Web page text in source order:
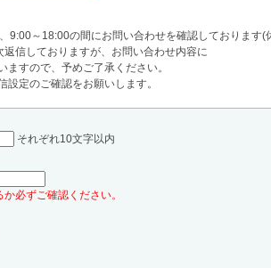
9:00～18:00の間にお問い合わせを確認しております(
信しておりますが、お問い合わせ内容に
すので、予めご了承ください。
定のご確認をお願いします。
それぞれ10文字以内
必ずご確認ください。